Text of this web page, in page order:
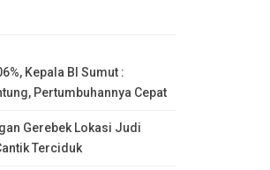
Kepala BI Sumut :
Pertumbuhannya Cepat
Gerebek Lokasi Judi
Terciduk